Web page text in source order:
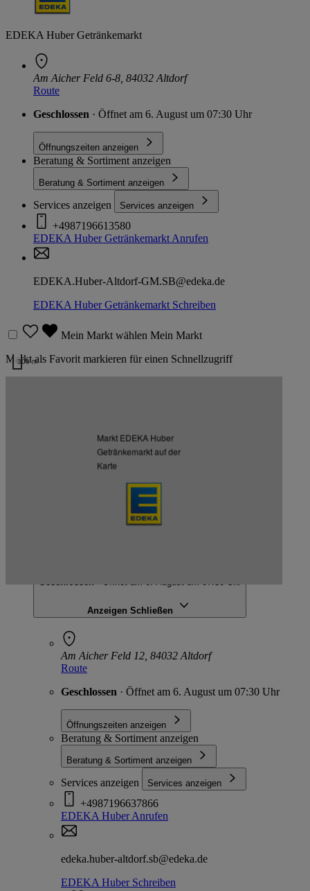
EDEKA Huber Getränkemarkt
Am Aicher Feld 6-8, 84032 Altdorf
Route
Geschlossen · Öffnet am 6. August um 07:30 Uhr
Öffnungszeiten anzeigen
Beratung & Sortiment anzeigen
Beratung & Sortiment anzeigen
Services anzeigen Services anzeigen
+4987196613580
EDEKA Huber Getränkemarkt Anrufen
EDEKA.Huber-Altdorf-GM.SB@edeka.de
EDEKA Huber Getränkemarkt Schreiben
Mein Markt wählen Mein Markt
Markt als Favorit markieren für einen Schnellzugriff
Markt EDEKA Huber
Getränkemarkt auf der
Karte
300 m
Kartenansicht
Geschlossen
· Öffnet am 6. August um 07:30 Uhr
Anzeigen Schließen
Am Aicher Feld 12, 84032 Altdorf
Route
Geschlossen · Öffnet am 6. August um 07:30 Uhr
Öffnungszeiten anzeigen
Beratung & Sortiment anzeigen
Beratung & Sortiment anzeigen
Services anzeigen Services anzeigen
+4987196637866
EDEKA HuberAnrufen
edeka.huber-altdorf.sb@edeka.de
EDEKA HuberSchreiben